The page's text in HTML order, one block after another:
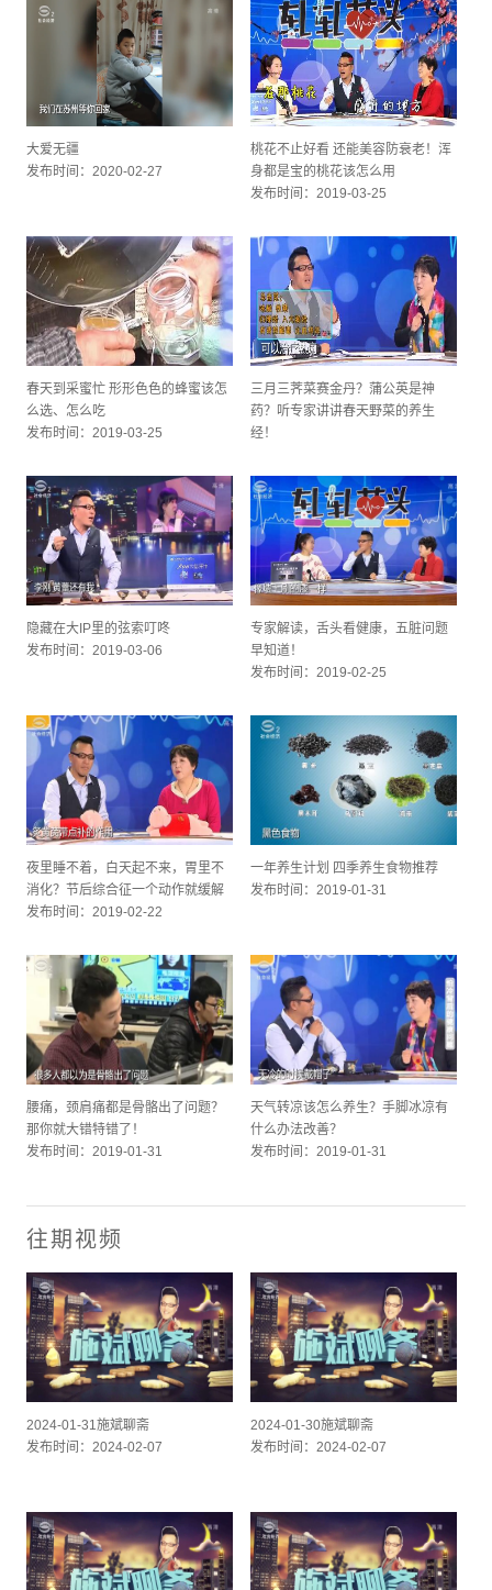
大爱无疆
发布时间：2020-02-27
桃花不止好看 还能美容防衰老！浑
身都是宝的桃花该怎么用
发布时间：2019-03-25
春天到采蜜忙 形形色色的蜂蜜该怎
么选、怎么吃
发布时间：2019-03-25
三月三荠菜赛金丹？蒲公英是神
药？听专家讲讲春天野菜的养生
经！
隐藏在大IP里的弦索叮咚
发布时间：2019-03-06
专家解读，舌头看健康，五脏问题
早知道！
发布时间：2019-02-25
夜里睡不着，白天起不来，胃里不
消化？节后综合征一个动作就缓解
发布时间：2019-02-22
一年养生计划 四季养生食物推荐
发布时间：2019-01-31
腰痛，颈肩痛都是骨骼出了问题？
那你就大错特错了！
发布时间：2019-01-31
天气转凉该怎么养生？手脚冰凉有
什么办法改善？
发布时间：2019-01-31
往期视频
2024-01-31施斌聊斋
发布时间：2024-02-07
2024-01-30施斌聊斋
发布时间：2024-02-07